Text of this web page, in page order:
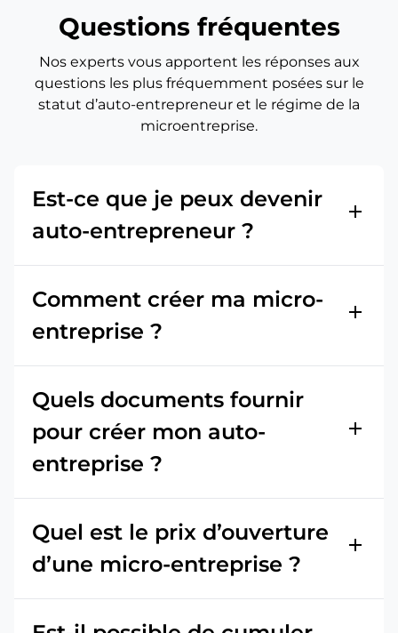
Questions fréquentes
Nos experts vous apportent les réponses aux
questions les plus fréquemment posées sur le
statut d’auto-entrepreneur et le régime de la
microentreprise.
Est-ce que je peux devenir
auto-entrepreneur ?
add
Comment créer ma micro-
entreprise ?
add
Quels documents fournir
pour créer mon auto-
entreprise ?
add
Quel est le prix d’ouverture
d’une micro-entreprise ?
add